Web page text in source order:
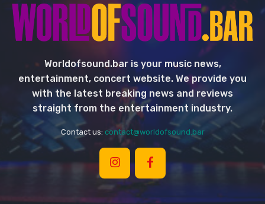
Worldofsound.bar is your music news,
entertainment, concert website. We provide you
with the latest breaking news and reviews
straight from the entertainment industry.
Contact us: contact@worldofsound.bar